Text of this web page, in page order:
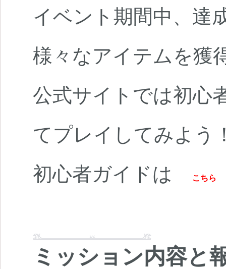
イベント期間中、達
様々なアイテムを獲
公式サイトでは初心
てプレイしてみよう
初心者ガイドは
こちら
ミッション内容と